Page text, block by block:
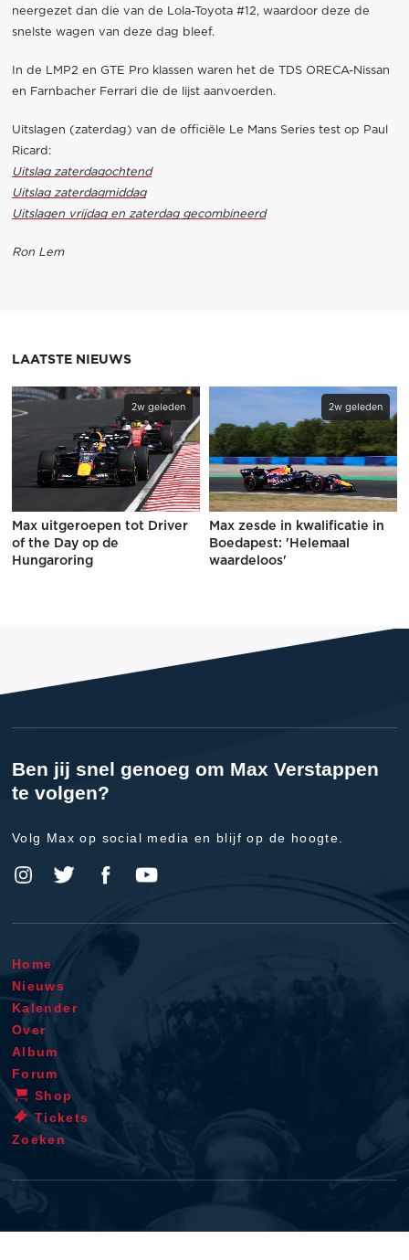
neergezet dan die van de Lola-Toyota #12, waardoor deze de
snelste wagen van deze dag bleef.
In de LMP2 en GTE Pro klassen waren het de TDS ORECA-Nissan
en Farnbacher Ferrari die de lijst aanvoerden.
Uitslagen (zaterdag) van de officiële Le Mans Series test op Paul
Ricard:
Uitslag zaterdagochtend
Uitslag zaterdagmiddag
Uitslagen vrijdag en zaterdag gecombineerd
Ron Lem
LAATSTE NIEUWS
2w geleden
Max uitgeroepen tot Driver
of the Day op de
Hungaroring
2w geleden
Max zesde in kwalificatie in
Boedapest: 'Helemaal
waardeloos'
Ben jij snel genoeg om Max Verstappen
te volgen?
Volg Max op social media en blijf op de hoogte.
Home
Nieuws
Kalender
Over
Album
Forum
Shop
Tickets
Zoeken